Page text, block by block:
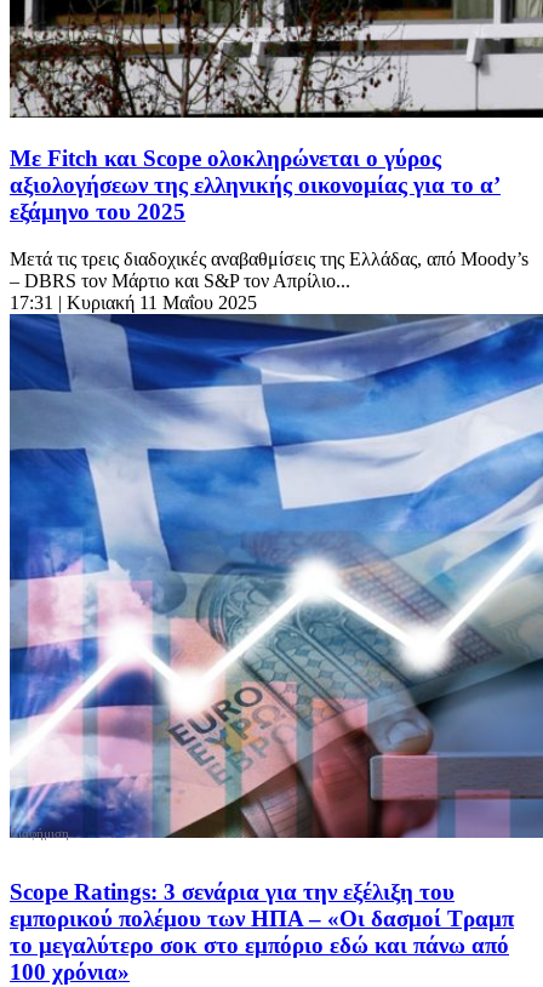
Με Fitch και Scope ολοκληρώνεται ο γύρος
αξιολογήσεων της ελληνικής οικονομίας για το α’
εξάμηνο του 2025
Μετά τις τρεις διαδοχικές αναβαθμίσεις της Ελλάδας, από Moody’s
– DBRS τον Μάρτιο και S&P τον Απρίλιο...
17:31 | Κυριακή 11 Μαΐου 2025
Scope Ratings: 3 σενάρια για την εξέλιξη του
εμπορικού πολέμου των ΗΠΑ – «Οι δασμοί Τραμπ
το μεγαλύτερο σοκ στο εμπόριο εδώ και πάνω από
100 χρόνια»